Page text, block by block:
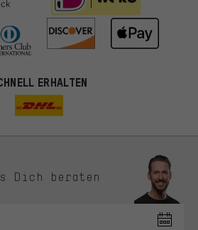
ERHALTEN
Dich beraten
zufälliger Werbung, genauer passende